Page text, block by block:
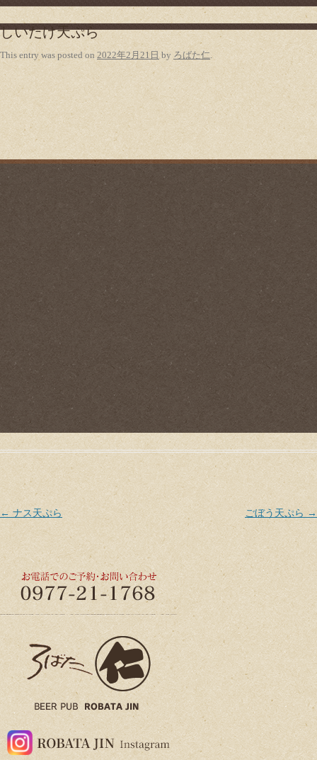
しいたけ天ぷら
This entry was posted on 2022年2月21日 by ろばた仁.
Post navigation
← ナス天ぷら ごぼう天ぷら →